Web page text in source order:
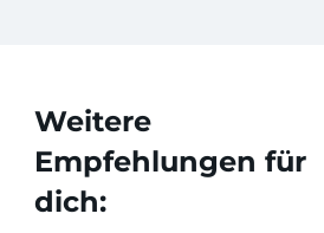
Weitere
Empfehlungen für
dich: